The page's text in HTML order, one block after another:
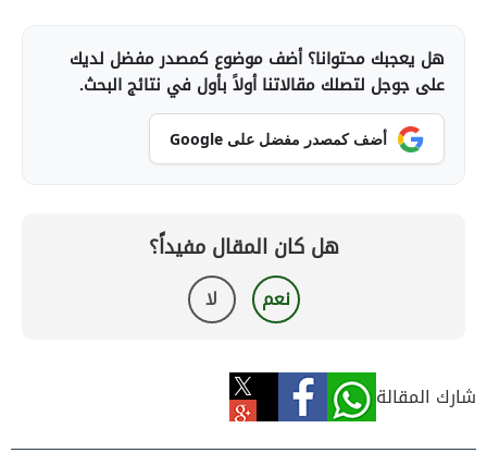
هل يعجبك محتوانا؟ أضف موضوع كمصدر مفضل لديك
على جوجل لتصلك مقالاتنا أولاً بأول في نتائج البحث.
أضف كمصدر مفضل على Google
هل كان المقال مفيداً؟
نعم لا
شارك المقالة